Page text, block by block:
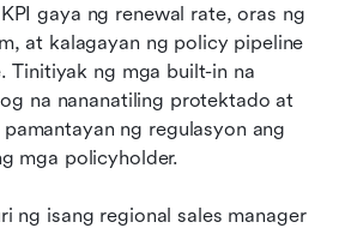
gaya ng renewal rate, oras ng
at kalagayan ng policy pipeline
Tinitiyak ng mga built-in na
na nananatiling protektado at
ng regulasyon ang
mga policyholder.
ng isang regional sales manager